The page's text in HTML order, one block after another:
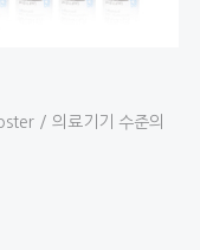
/ 의료기기 수준의